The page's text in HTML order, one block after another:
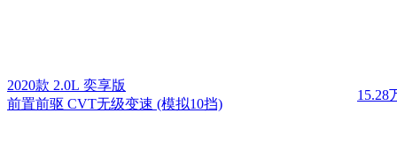
2020款 2.0L 奕享版
前置前驱 CVT无级变速 (模拟10挡)
15.28